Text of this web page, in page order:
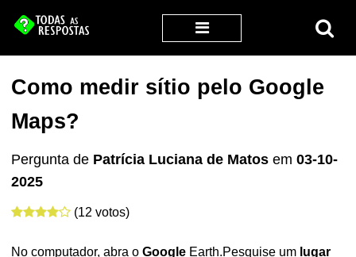
Como medir sítio pelo Google
Maps?
Pergunta de Patrícia Luciana de Matos em03-10-
2025
(12 votos)
No computador, abra oGoogle Earth.Pesquise um lugar